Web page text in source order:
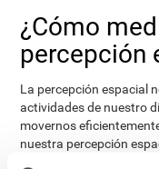
¿Cómo
percepción
La percepción espacial
actividades de nuestro
movernos
nuestra percepción